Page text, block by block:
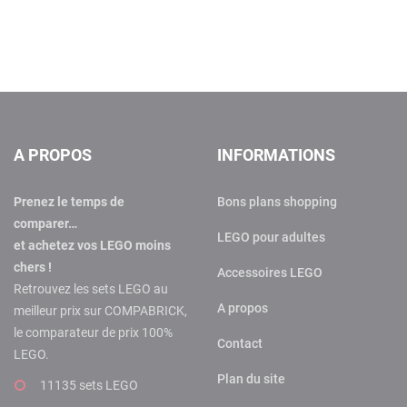
A PROPOS
Prenez le temps de
comparer…
et achetez vos LEGO moins
chers !
Retrouvez les sets LEGO au
meilleur prix sur COMPABRICK,
le comparateur de prix 100%
LEGO.
11135 sets LEGO
INFORMATIONS
Bons plans shopping
LEGO pour adultes
Accessoires LEGO
A propos
Contact
Plan du site